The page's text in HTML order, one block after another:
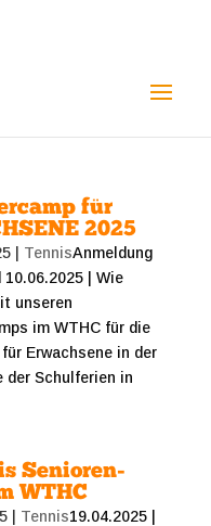
für
2025
| TennisAnmeldung
| Wie
unseren
im WTHC für die
Erwachsene in der
der Schulferien in
Senioren-
WTHC
| Tennis19.04.2025 |